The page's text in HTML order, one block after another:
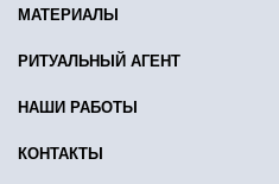
МАТЕРИАЛЫ
РИТУАЛЬНЫЙ АГЕНТ
НАШИ РАБОТЫ
КОНТАКТЫ